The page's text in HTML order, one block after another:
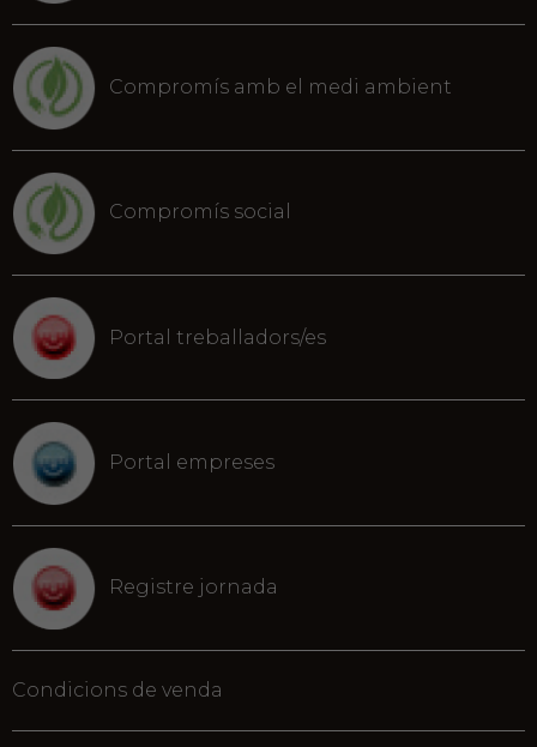
Compromís amb el medi ambient
Compromís social
Portal treballadors/es
Portal empreses
Registre jornada
Condicions de venda